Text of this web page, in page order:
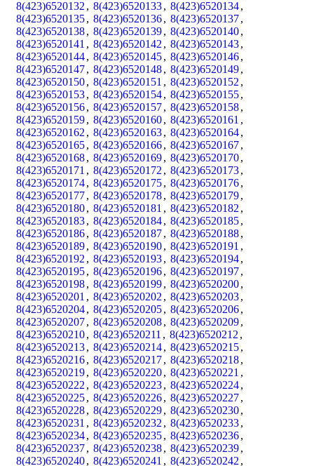
8(423)6520132 , 8(423)6520133, 8(423)6520134,
8(423)6520135, 8(423)6520136, 8(423)6520137,
8(423)6520138, 8(423)6520139, 8(423)6520140,
8(423)6520141 , 8(423)6520142 , 8(423)6520143,
8(423)6520144, 8(423)6520145, 8(423)6520146,
8(423)6520147, 8(423)6520148, 8(423)6520149,
8(423)6520150, 8(423)6520151 , 8(423)6520152 ,
8(423)6520153, 8(423)6520154, 8(423)6520155,
8(423)6520156, 8(423)6520157, 8(423)6520158,
8(423)6520159, 8(423)6520160, 8(423)6520161 ,
8(423)6520162 , 8(423)6520163, 8(423)6520164,
8(423)6520165, 8(423)6520166, 8(423)6520167,
8(423)6520168, 8(423)6520169, 8(423)6520170,
8(423)6520171 , 8(423)6520172 , 8(423)6520173,
8(423)6520174, 8(423)6520175, 8(423)6520176,
8(423)6520177, 8(423)6520178, 8(423)6520179,
8(423)6520180, 8(423)6520181 , 8(423)6520182 ,
8(423)6520183, 8(423)6520184, 8(423)6520185,
8(423)6520186, 8(423)6520187, 8(423)6520188,
8(423)6520189, 8(423)6520190, 8(423)6520191 ,
8(423)6520192 , 8(423)6520193, 8(423)6520194,
8(423)6520195, 8(423)6520196, 8(423)6520197,
8(423)6520198, 8(423)6520199, 8(423)6520200,
8(423)6520201 , 8(423)6520202 , 8(423)6520203,
8(423)6520204, 8(423)6520205, 8(423)6520206,
8(423)6520207, 8(423)6520208, 8(423)6520209,
8(423)6520210, 8(423)6520211 , 8(423)6520212 ,
8(423)6520213, 8(423)6520214, 8(423)6520215,
8(423)6520216, 8(423)6520217, 8(423)6520218,
8(423)6520219, 8(423)6520220, 8(423)6520221 ,
8(423)6520222 , 8(423)6520223, 8(423)6520224,
8(423)6520225, 8(423)6520226, 8(423)6520227,
8(423)6520228, 8(423)6520229, 8(423)6520230,
8(423)6520231 , 8(423)6520232 , 8(423)6520233,
8(423)6520234, 8(423)6520235, 8(423)6520236,
8(423)6520237, 8(423)6520238, 8(423)6520239,
8(423)6520240, 8(423)6520241 , 8(423)6520242 ,